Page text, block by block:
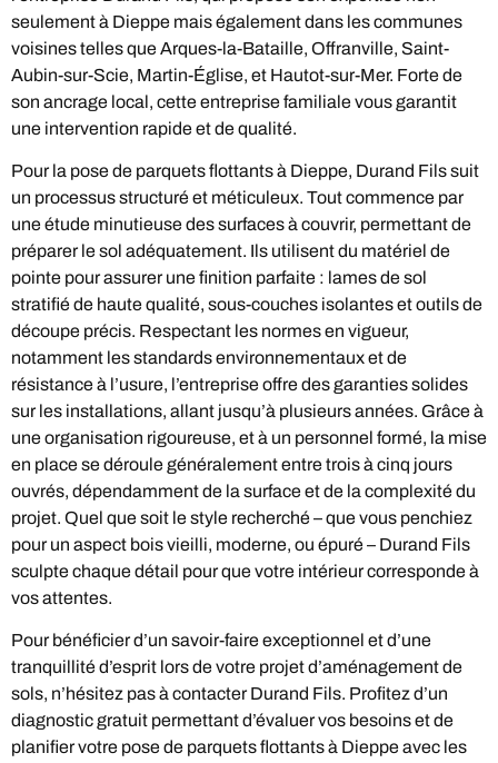
seulement à Dieppe mais également dans les communes
voisines telles que Arques-la-Bataille, Offranville, Saint-
Aubin-sur-Scie, Martin-Église, et Hautot-sur-Mer. Forte de
son ancrage local, cette entreprise familiale vous garantit
une intervention rapide et de qualité.
Pour la pose de parquets flottants à Dieppe, Durand Fils suit
un processus structuré et méticuleux. Tout commence par
une étude minutieuse des surfaces à couvrir, permettant de
préparer le sol adéquatement. Ils utilisent du matériel de
pointe pour assurer une finition parfaite : lames de sol
stratifié de haute qualité, sous-couches isolantes et outils de
découpe précis. Respectant les normes en vigueur,
notamment les standards environnementaux et de
résistance à l’usure, l’entreprise offre des garanties solides
sur les installations, allant jusqu’à plusieurs années. Grâce à
une organisation rigoureuse, et à un personnel formé, la mise
en place se déroule généralement entre trois à cinq jours
ouvrés, dépendamment de la surface et de la complexité du
projet. Quel que soit le style recherché – que vous penchiez
pour un aspect bois vieilli, moderne, ou épuré – Durand Fils
sculpte chaque détail pour que votre intérieur corresponde à
vos attentes.
Pour bénéficier d’un savoir-faire exceptionnel et d’une
tranquillité d’esprit lors de votre projet d’aménagement de
sols, n’hésitez pas à contacter Durand Fils. Profitez d’un
diagnostic gratuit permettant d’évaluer vos besoins et de
planifier votre pose de parquets flottants à Dieppe avec les